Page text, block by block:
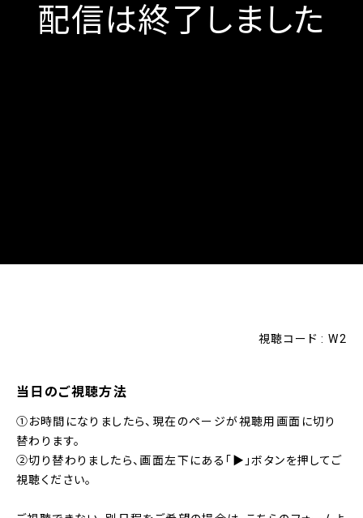
配信は終了しました
視聴コード : W2
当日のご視聴方法
①お時間になりましたら、現在のページが視聴用画面に切り
替わります。
②切り替わりましたら、画面左下にある「▶」ボタンを押してご
視聴ください。